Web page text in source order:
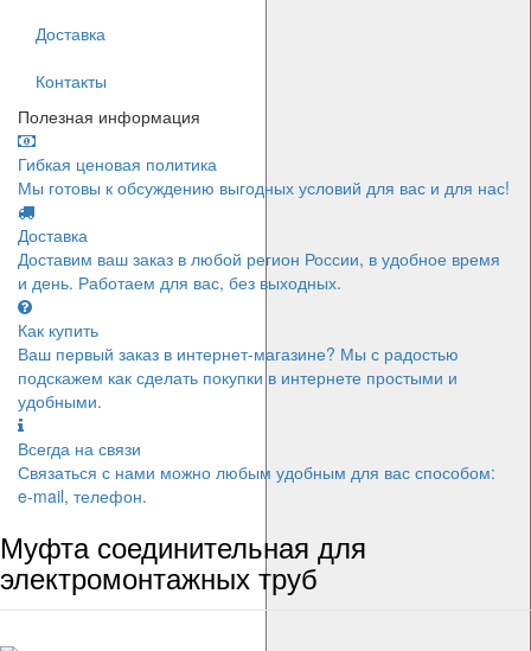
Доставка
Контакты
Полезная информация
Гибкая ценовая политика
Мы готовы к обсуждению выгодных условий для вас и для нас!
Доставка
Доставим ваш заказ в любой регион России, в удобное время
и день. Работаем для вас, без выходных.
Как купить
Ваш первый заказ в интернет-магазине? Мы с радостью
подскажем как сделать покупки в интернете простыми и
удобными.
Всегда на связи
Связаться с нами можно любым удобным для вас способом:
e-mail, телефон.
Муфта соединительная для
электромонтажных труб